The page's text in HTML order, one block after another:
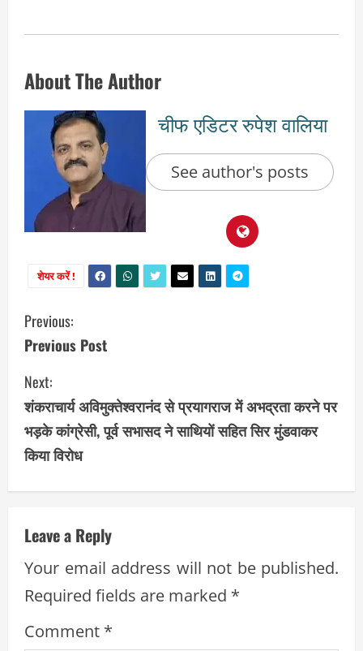
About The Author
चीफ एडिटर रुपेश वालिया
See author's posts
शेयर करें !
C
o
n
t
i
n
u
e
R
e
Previous:
Previous Post
Next:
शंकराचार्य अविमुक्तेश्वरानंद से प्रयागराज में अभद्रता करने पर
भड़के कांग्रेसी, पूर्व सभासद ने साथियों सहित सिर मुंडवाकर
किया विरोध
Leave a Reply
Your email address will not be published.
Required fields are marked *
Comment *